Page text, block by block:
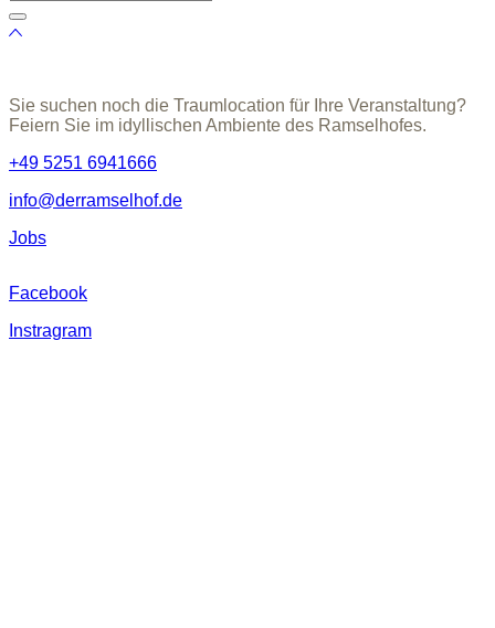
Sie suchen noch die Traumlocation für Ihre Veranstaltung?
Feiern Sie im idyllischen Ambiente des Ramselhofes.
+49 5251 6941666
info@derramselhof.de
Jobs
Facebook
Instragram